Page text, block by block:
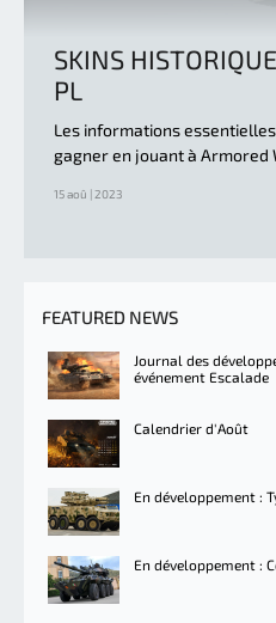
SKINS
PL
Les informations
gagner en jouant à Armored
15 aoû | 2023
FEATURED NEWS
Journal des
événement Escalade
Calendrier d'Août
En développement :
En développement :